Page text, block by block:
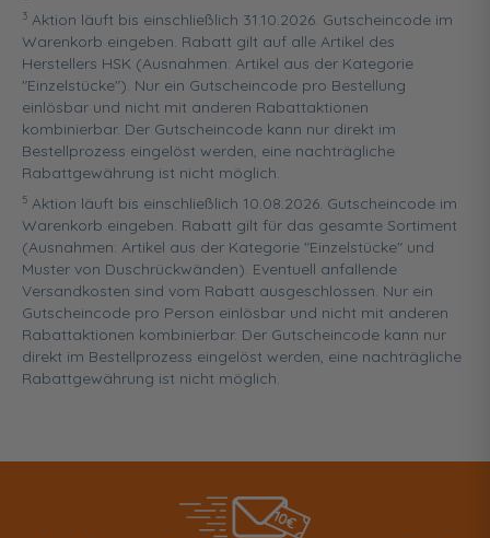
3 Aktion läuft bis einschließlich 31.10.2026. Gutscheincode im
Warenkorb eingeben. Rabatt gilt auf alle Artikel des
Herstellers HSK (Ausnahmen: Artikel aus der Kategorie
"Einzelstücke"). Nur ein Gutscheincode pro Bestellung
einlösbar und nicht mit anderen Rabattaktionen
kombinierbar. Der Gutscheincode kann nur direkt im
Bestellprozess eingelöst werden, eine nachträgliche
Rabattgewährung ist nicht möglich.
5 Aktion läuft bis einschließlich 10.08.2026. Gutscheincode im
Warenkorb eingeben. Rabatt gilt für das gesamte Sortiment
(Ausnahmen: Artikel aus der Kategorie "Einzelstücke" und
Muster von Duschrückwänden). Eventuell anfallende
Versandkosten sind vom Rabatt ausgeschlossen. Nur ein
Gutscheincode pro Person einlösbar und nicht mit anderen
Rabattaktionen kombinierbar. Der Gutscheincode kann nur
direkt im Bestellprozess eingelöst werden, eine nachträgliche
Rabattgewährung ist nicht möglich.